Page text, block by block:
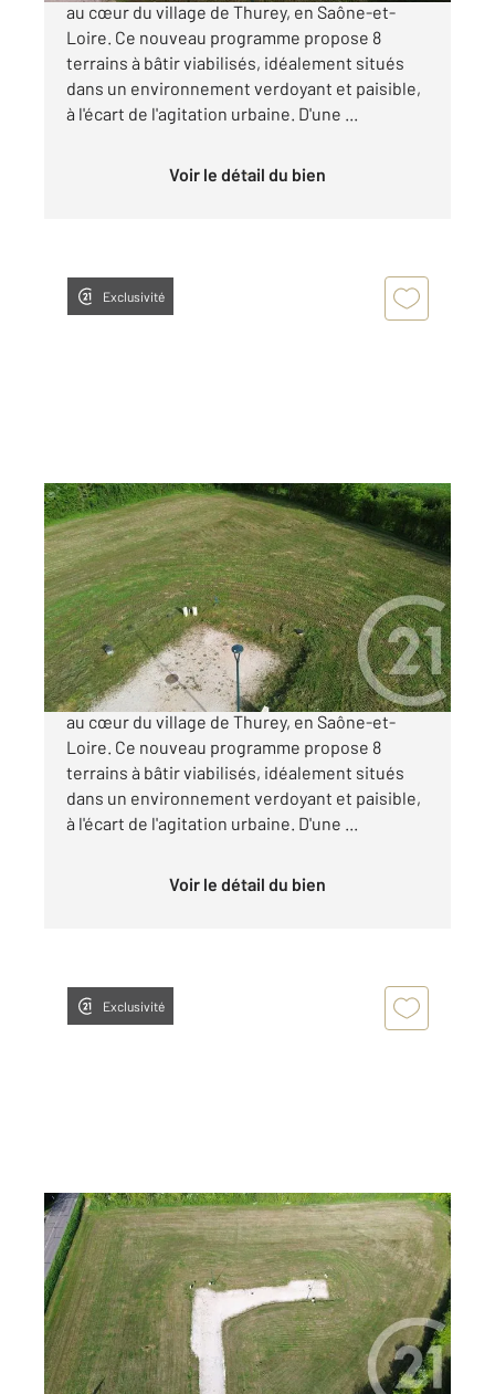
au cœur du village de Thurey, en Saône-et-
Loire. Ce nouveau programme propose 8
terrains à bâtir viabilisés, idéalement situés
dans un environnement verdoyant et paisible,
à l'écart de l'agitation urbaine. D'une ...
Voir le détail du bien
Exclusivité
THUREY 71
1152 m2
Ref : 22381
Terrain à vendre
44 000 €
Découvrez un lotissement d'exception niché
au cœur du village de Thurey, en Saône-et-
Loire. Ce nouveau programme propose 8
terrains à bâtir viabilisés, idéalement situés
dans un environnement verdoyant et paisible,
à l'écart de l'agitation urbaine. D'une ...
Voir le détail du bien
Exclusivité
THUREY 71
870 m2
Ref : 22380
Terrain à vendre
36 000 €